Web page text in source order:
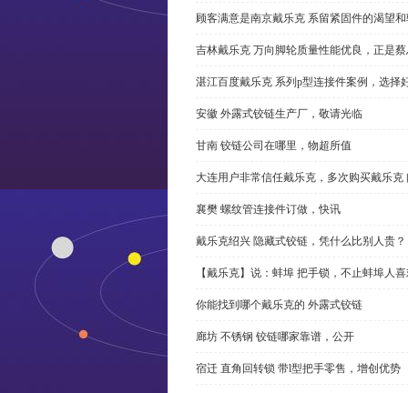
顾客满意是南京戴乐克 系留紧固件的渴望
吉林戴乐克 万向脚轮质量性能优良，正是
湛江百度戴乐克 系列p型连接件案例，选择
安徽 外露式铰链生产厂，敬请光临
甘南 铰链公司在哪里，物超所值
大连用户非常信任戴乐克，多次购买戴乐克
襄樊 螺纹管连接件订做，快讯
戴乐克绍兴 隐藏式铰链，凭什么比别人贵？
【戴乐克】说：蚌埠 把手锁，不止蚌埠人
你能找到哪个戴乐克的 外露式铰链
廊坊 不锈钢 铰链哪家靠谱，公开
宿迁 直角回转锁 带l型把手零售，增创优势